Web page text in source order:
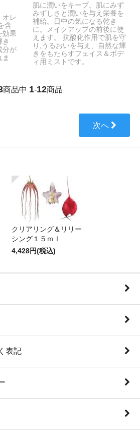
オレ
含
効果
分が
肌に潤いをキープ。肌にみず
みずしさと潤いを与え栄養を
補給。日中の気になる乾き
に。メイクアップの前後に使
えます。 抗酸化作用で肌を守
り,うるおいを与え、自然な輝
きをもたらすフェイス＆ボデ
ィ用ミストです。
商品中 1-12商品
次へ
クリアリング＆リリー
シング１５ｍｌ
4,428円(税込)
表記